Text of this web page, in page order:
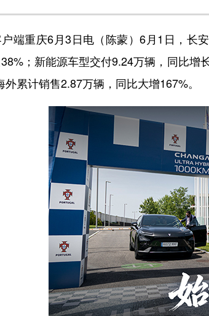
重庆6月3日电（陈蒙）6月1日，长
；新能源车型交付9.24万辆，同比
累计销售2.87万辆，同比大增167%。